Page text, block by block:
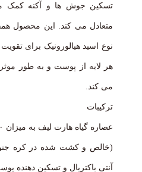
تسکین جوش ها و آکنه کمک
متعادل می کند. این محصول
نوع اسید هیالورونیک برای
هر لایه از پوست و به طور
می کند.
ترکیبات
عصاره گیاه هارت لیف به میزان ۷۰ درصد:
(خالص و کشت شده در کره
آنتی باکتریال و تسکین دهنده